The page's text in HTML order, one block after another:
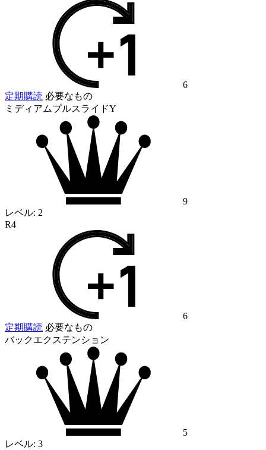
6
定期購読 必要なもの
ミディアムプルスライドY
9
レベル: 2
R4
6
定期購読 必要なもの
バックエクステンション
5
レベル: 3